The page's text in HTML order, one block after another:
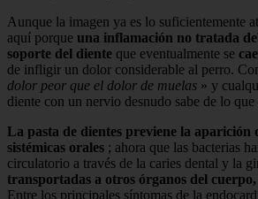
Aunque la imagen ya es lo suficientemente
aquí porque una inflamación no tratada
soporte del diente que eventualmente se
de infligir un dolor considerable al perro.
dolor peor que el dolor de muelas » y
diente con un nervio desnudo sabe de lo
La pasta de dientes previene la aparición
sistémicas orales ; ahora que las bacterias
circulatorio a través de la caries dental y la
transportadas a otros órganos del
Entre los principales síntomas de la